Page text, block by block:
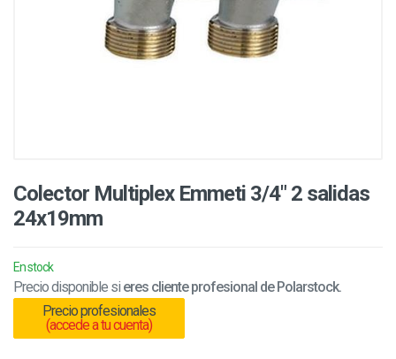
Colector Multiplex Emmeti 3/4" 2 salidas
24x19mm
En stock
Precio disponible si eres cliente profesional de Polarstock.
Precio profesionales
(accede a tu cuenta)